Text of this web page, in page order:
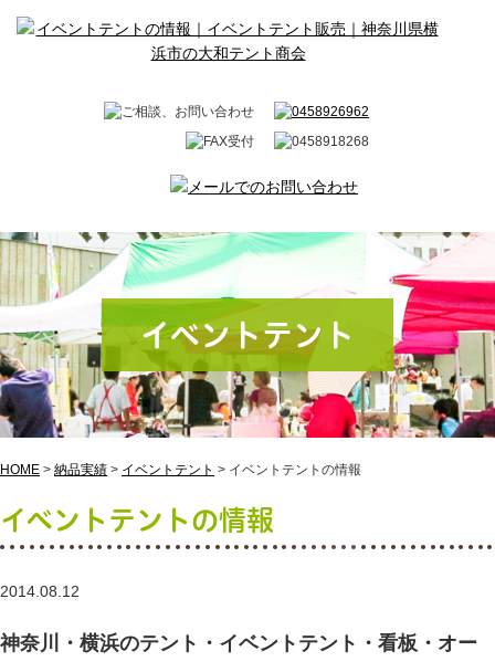
イベントテント
HOME > 納品実績 > イベントテント > イベントテントの情報
イベントテントの情報
2014.08.12
神奈川・横浜のテント・イベントテント・看板・オー